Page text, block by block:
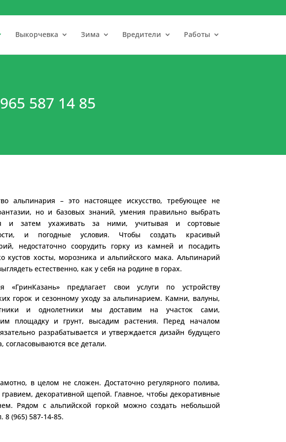
Выкорчевка Зима Вредители Работы
587 14 85
альпинария – это настоящее искусство, требующее не
но и базовых знаний, умения правильно выбрать
и затем ухаживать за ними, учитывая и сортовые
и погодные условия. Чтобы создать красивый
недостаточно соорудить горку из камней и посадить
кустов хосты, морозника и альпийского мака. Альпинарий
естественно, как у себя на родине в горах.
«ГринКазань» предлагает свои услуги по устройству
горок и сезонному уходу за альпинарием. Камни, валуны,
и однолетники мы доставим на участок сами,
площадку и грунт, высадим растения. Перед началом
разрабатывается и утверждается дизайн будущего
согласовываются все детали.
в целом не сложен. Достаточно регулярного полива,
декоративной щепой. Главное, чтобы декоративные
Рядом с альпийской горкой можно создать небольшой
(965) 587-14-85.